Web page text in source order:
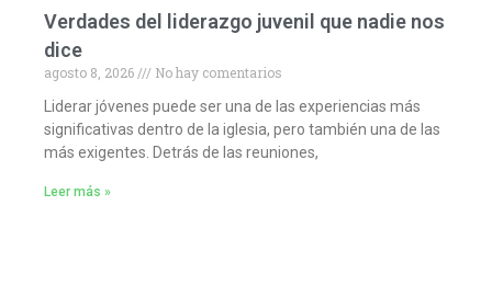
Verdades del liderazgo juvenil que nadie nos
dice
agosto 8, 2026
No hay comentarios
Liderar jóvenes puede ser una de las experiencias más
significativas dentro de la iglesia, pero también una de las
más exigentes. Detrás de las reuniones,
Leer más »